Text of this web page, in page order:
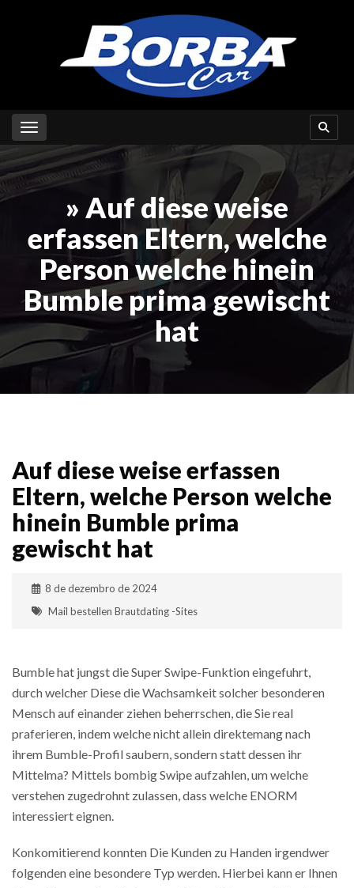
Toggle navigation
» Auf diese weise
erfassen Eltern, welche
Person welche hinein
Bumble prima gewischt
hat
Auf diese weise erfassen
Eltern, welche Person welche
hinein Bumble prima
gewischt hat
8 de dezembro de 2024
Mail bestellen Brautdating -Sites
Bumble hat jungst die Super Swipe-Funktion eingefuhrt,
durch welcher Diese die Wachsamkeit solcher besonderen
Mensch auf einander ziehen beherrschen, die Sie real
praferieren, indem welche nicht allein direktemang nach
ihrem Bumble-Profil saubern, sondern statt dessen ihr
Mittelma? Mittels bombig Swipe aufzahlen, um welche
verstehen zugedrohnt zulassen, dass welche ENORM
interessiert eignen.
Konkomitierend konnten Die Kunden zu Handen irgendwer
folgenden eine besondere Typ werden. Hierbei kann er Ihnen